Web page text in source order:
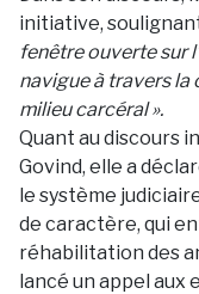
initiative,
fenêtre ouverte sur
navigue à travers la
milieu carcéral ».
Quant au discours
Govind, elle a
le système
de caractère, qui
réhabilitation des
lancé un appel aux